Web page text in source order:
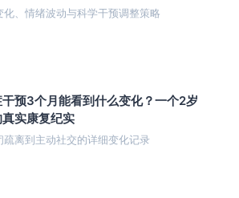
化、情绪波动与科学干预调整策略
预3个月能看到什么变化？一个2岁
实康复纪实
疏离到主动社交的详细变化记录